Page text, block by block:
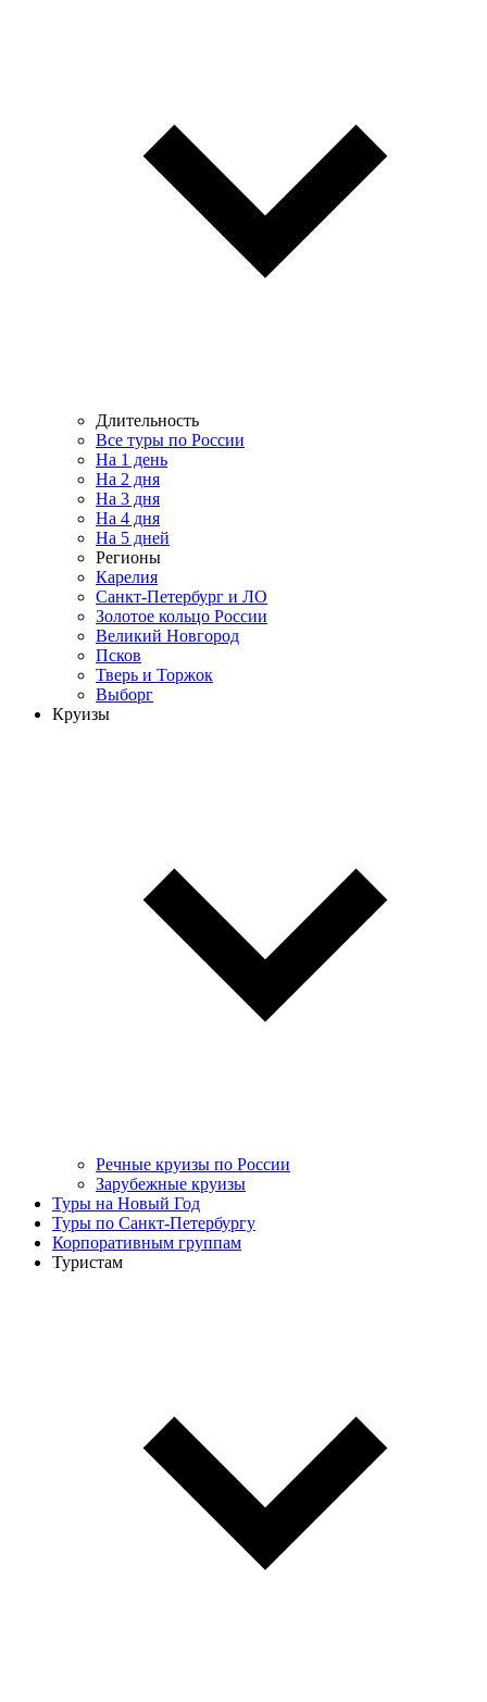
Длительность
Все туры по России
На 1 день
На 2 дня
На 3 дня
На 4 дня
На 5 дней
Регионы
Карелия
Санкт-Петербург и ЛО
Золотое кольцо России
Великий Новгород
Псков
Тверь и Торжок
Выборг
Круизы
Речные круизы по России
Зарубежные круизы
Туры на Новый Год
Туры по Санкт-Петербургу
Корпоративным группам
Туристам